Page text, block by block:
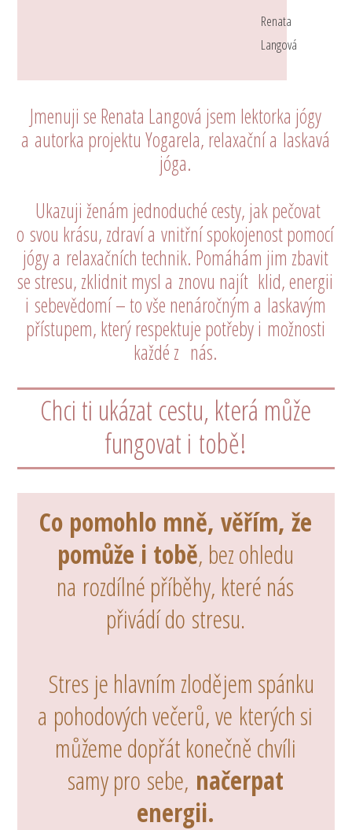
Renata
Langová
Jmenuji se Renata Langová jsem lektorka jógy
a autorka projektu Yogarela, relaxační a laskavá
jóga.
Ukazuji ženám jednoduché cesty, jak pečovat
o svou krásu, zdraví a vnitřní spokojenost pomocí
jógy a relaxačních technik. Pomáhám jim zbavit
se stresu, zklidnit mysl a znovu najít klid, energii
i sebevědomí – to vše nenáročným a laskavým
přístupem, který respektuje potřeby i možnosti
každé z nás.
Chci ti ukázat cestu, která může
fungovat i tobě!
Co pomohlo mně, věřím, že
pomůže i tobě, bez ohledu
na rozdílné příběhy, které nás
přivádí do stresu.
Stres je hlavním zlodějem spánku
a pohodových večerů, ve kterých si
můžeme dopřát konečně chvíli
samy pro sebe, načerpat
energii.